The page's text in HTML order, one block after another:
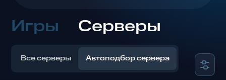
Игры Серверы
Все серверы Автоподбор сервера